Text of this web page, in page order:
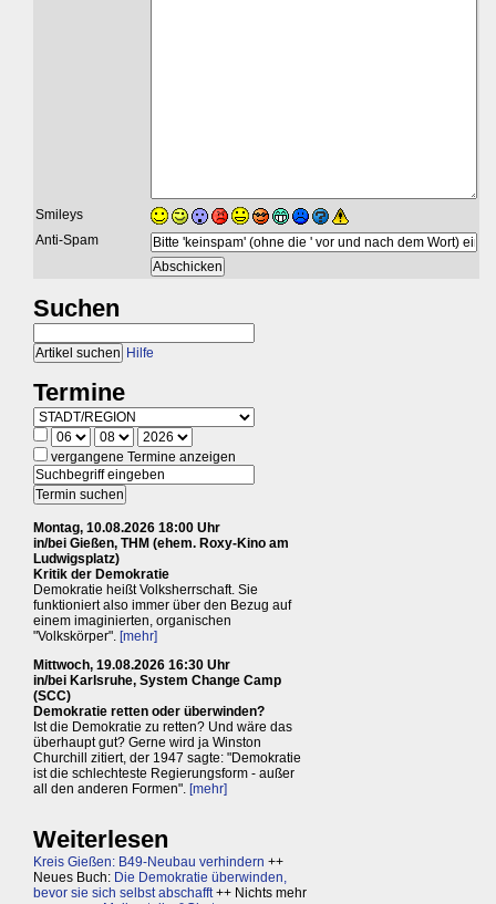
Smileys
Anti-Spam
Suchen
Hilfe
Termine
vergangene Termine anzeigen
Montag, 10.08.2026 18:00 Uhr
in/bei Gießen, THM (ehem. Roxy-Kino am
Ludwigsplatz)
Kritik der Demokratie
Demokratie heißt Volksherrschaft. Sie
funktioniert also immer über den Bezug auf
einem imaginierten, organischen
"Volkskörper". [mehr]
Mittwoch, 19.08.2026 16:30 Uhr
in/bei Karlsruhe, System Change Camp
(SCC)
Demokratie retten oder überwinden?
Ist die Demokratie zu retten? Und wäre das
überhaupt gut? Gerne wird ja Winston
Churchill zitiert, der 1947 sagte: "Demokratie
ist die schlechteste Regierungsform - außer
all den anderen Formen". [mehr]
Weiterlesen
Kreis Gießen: B49-Neubau verhindern ++
Neues Buch: Die Demokratie überwinden,
bevor sie sich selbst abschafft++ Nichts mehr